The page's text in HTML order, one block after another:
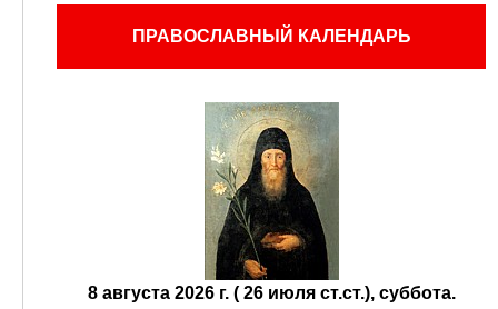
ПРАВОСЛАВНЫЙ КАЛЕНДАРЬ
8 августа 2026 г. ( 26 июля ст.ст.), суббота.